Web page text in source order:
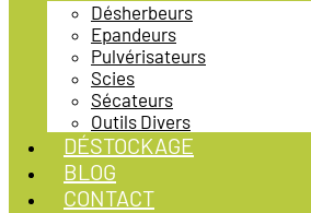
Désherbeurs
Epandeurs
Pulvérisateurs
Scies
Sécateurs
Outils Divers
DÉSTOCKAGE
BLOG
CONTACT